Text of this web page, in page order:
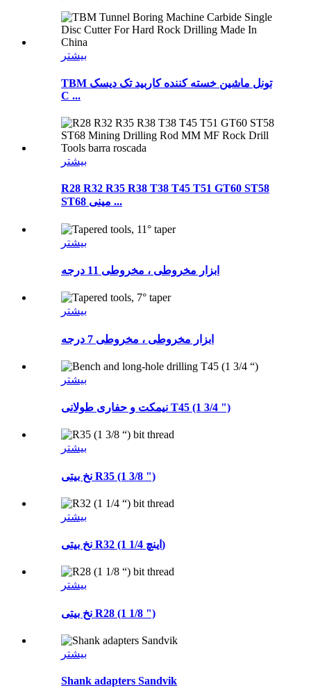
بیشتر
TBM تونل ماشین خسته کننده کاربید تک دیسک
C ...
بیشتر
R28 R32 R35 R38 T38 T45 T51 GT60 ST58
ST68 مینی ...
بیشتر
ابزار مخروطی ، مخروطی 11 درجه
بیشتر
ابزار مخروطی ، مخروطی 7 درجه
بیشتر
نیمکت و حفاری طولانی T45 (1 3/4 ")
بیشتر
نخ بیتی R35 (1 3/8 ")
بیشتر
نخ بیتی R32 (1 1/4 اینچ)
بیشتر
نخ بیتی R28 (1 1/8 ")
بیشتر
Shank adapters Sandvik